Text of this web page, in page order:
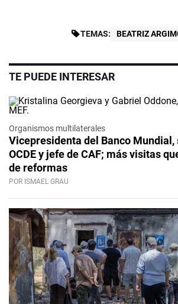
TEMAS: BEATRIZ
TE PUEDE INTERESAR
Organismos multilaterales
Vicepresidenta del Banco
OCDE y jefe de CAF; más visitas
de reformas
POR ISMAEL GRAU